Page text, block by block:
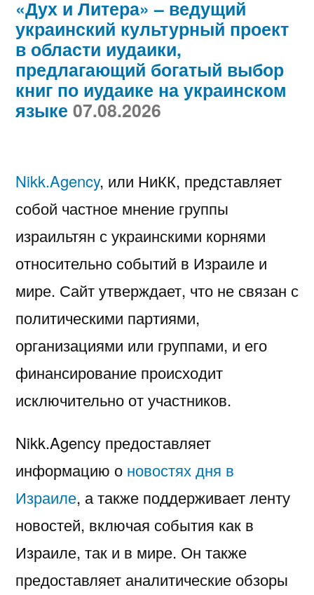
«Дух и Литера» – ведущий
украинский культурный проект
в области иудаики,
предлагающий богатый выбор
книг по иудаике на украинском
языке 07.08.2026
Nikk.Agency, или НиКК, представляет
собой частное мнение группы
израильтян с украинскими корнями
относительно событий в Израиле и
мире. Сайт утверждает, что не связан с
политическими партиями,
организациями или группами, и его
финансирование происходит
исключительно от участников.
Nikk.Agency предоставляет
информацию о новостях дня в
Израиле, а также поддерживает ленту
новостей, включая события как в
Израиле, так и в мире. Он также
предоставляет аналитические обзоры